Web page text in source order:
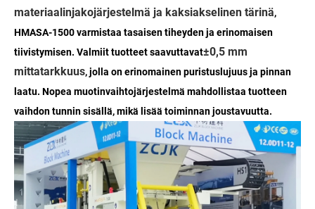
materiaalinjakojärjestelmä ja kaksiakselinen tärinä,
HMASA-1500 varmistaa tasaisen tiheyden ja erinomaisen
tiivistymisen. Valmiit tuotteet saavuttavat±0,5 mm
mittatarkkuus, jolla on erinomainen puristuslujuus ja pinnan
laatu. Nopea muotinvaihtojärjestelmä mahdollistaa tuotteen
vaihdon tunnin sisällä, mikä lisää toiminnan joustavuutta.